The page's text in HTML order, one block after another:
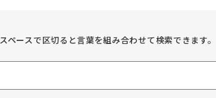
スペースで区切ると言葉を組み合わせて検索できます。